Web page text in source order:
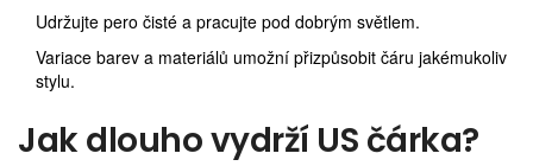
Udržujte pero čisté a pracujte pod dobrým světlem.
Variace barev a materiálů umožní přizpůsobit čáru jakémukoliv
stylu.
Jak dlouho vydrží US čárka?